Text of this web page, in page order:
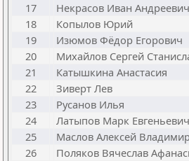
17
Некрасов Иван Андреевич
18
Копылов Юрий
19
Изюмов Фёдор Егорович
20
Михайлов Сергей
21
Катышкина Анастасия
22
Зиверт Лев
23
Русанов Илья
24
Латыпов Марк Евгеньевич
25
Маслов Алексей
26
Поляков Вячеслав